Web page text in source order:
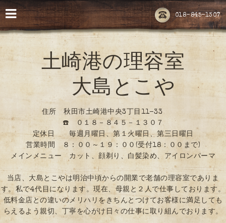
018-845-1307
土崎港の理容室
大島とこや
住所 秋田市土崎港中央3丁目11-33
☎️ ０１８－８４５－１３０７
定休日 毎週月曜日、第１火曜日、第三日曜日
営業時間 ８：００～１９：００(受付18：００まで)
メインメニュー カット、顔剃り、白髪染め、アイロンパーマ
当店、大島とこやは明治中頃からの開業で老舗の理容室でありま
す。私で4代目になります。現在、母親と２人で仕事しております。
低料金店との違いのメリハリをきちんとつけてお客様に満足しても
らえるよう親切、丁寧を心がけ日々の仕事に取り組んでおります。